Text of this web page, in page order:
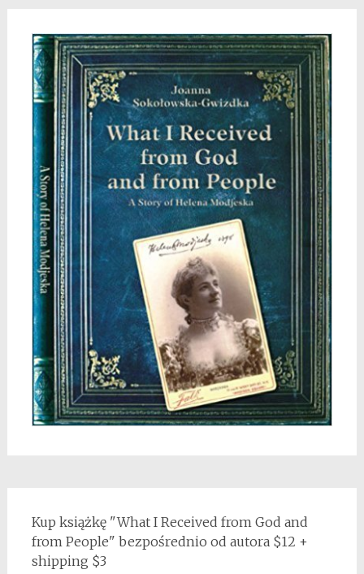
Kup książkę "What I Received from God and
from People" bezpośrednio od autora $12 +
shipping $3